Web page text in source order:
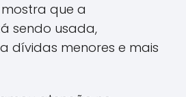
mostra que a
sendo usada,
dívidas menores e mais